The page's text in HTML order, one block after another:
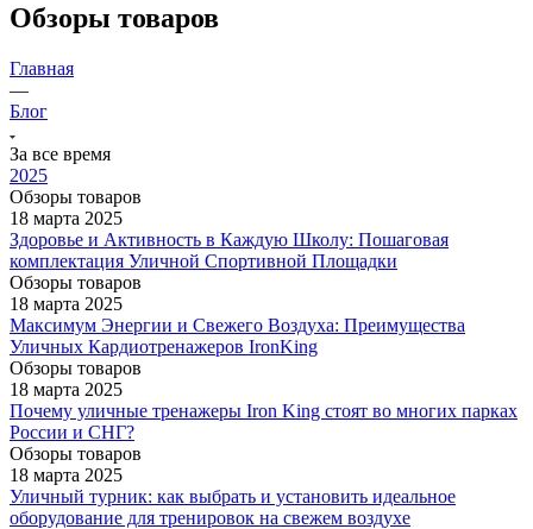
Обзоры товаров
Главная
—
Блог
За все время
2025
Обзоры товаров
18 марта 2025
Здоровье и Активность в Каждую Школу: Пошаговая
комплектация Уличной Спортивной Площадки
Обзоры товаров
18 марта 2025
Максимум Энергии и Свежего Воздуха: Преимущества
Уличных Кардиотренажеров IronKing
Обзоры товаров
18 марта 2025
Почему уличные тренажеры Iron King стоят во многих парках
России и СНГ?
Обзоры товаров
18 марта 2025
Уличный турник: как выбрать и установить идеальное
оборудование для тренировок на свежем воздухе